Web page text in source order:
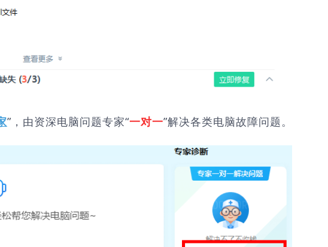
”，由资深电脑问题专家“一对一”解决各类电脑故障问题。